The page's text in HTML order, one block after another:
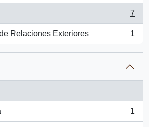
7
Relaciones Exteriores 1
1